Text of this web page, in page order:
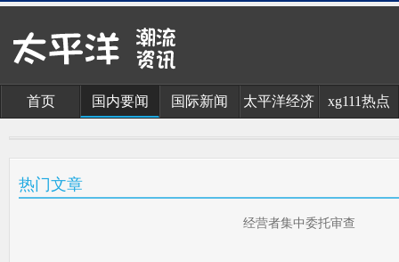
首页 国内要闻 国际新闻 太平洋经济 xg111热点
热门文章
经营者集中委托审查